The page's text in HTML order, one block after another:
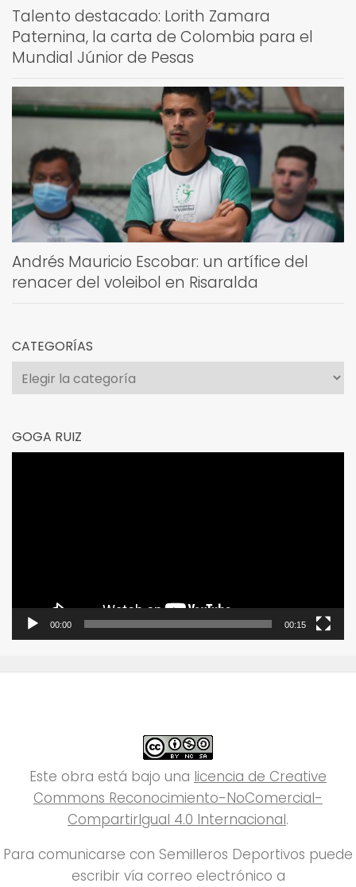
Talento destacado: Lorith Zamara
Paternina, la carta de Colombia para el
Mundial Júnior de Pesas
Andrés Mauricio Escobar: un artífice del
renacer del voleibol en Risaralda
CATEGORÍAS
Categorías
GOGA RUIZ
00:00 00:15
Este obra está bajo una licencia de Creative
Commons Reconocimiento-NoComercial-
CompartirIgual 4.0 Internacional.
Para comunicarse con Semilleros Deportivos puede
escribir vía correo electrónico a